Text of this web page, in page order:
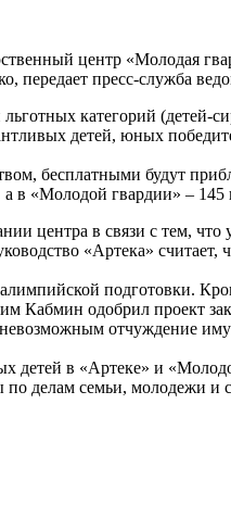
центр «Молодая
пресс-служба
категорий (детей-
детей, юных
бесплатными будут
в «Молодой гвардии» – 145
центра в связи с тем, что
«Артека» считает,
подготовки.
Кабмин одобрил проект
отчуждение
детей в «Артеке» и
по делам семьи, молодежи